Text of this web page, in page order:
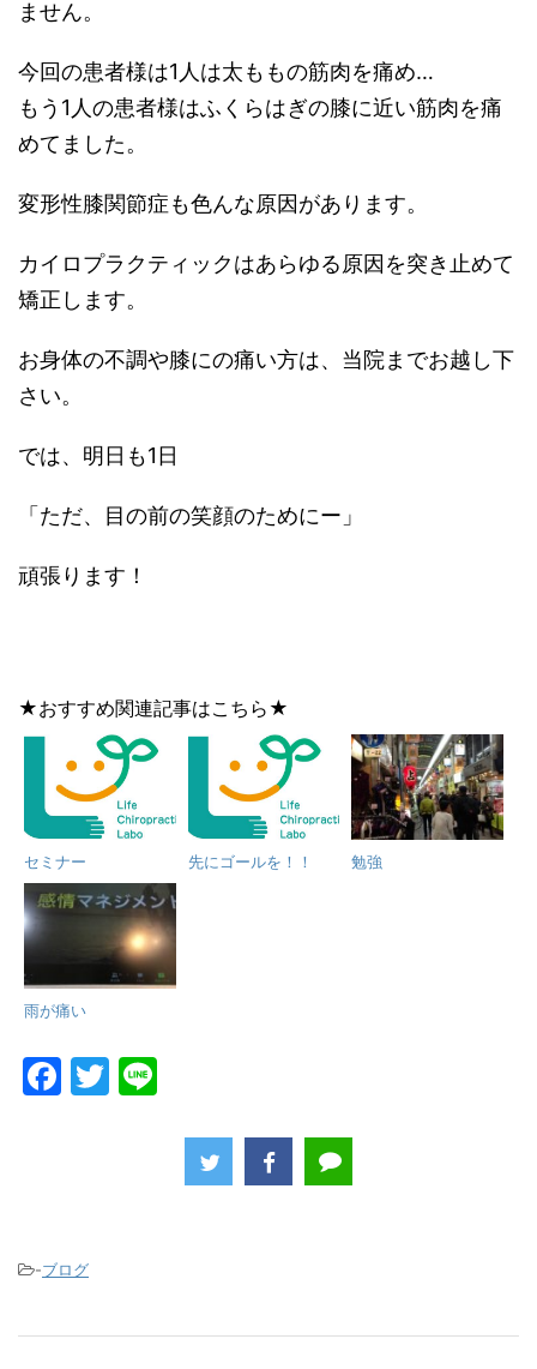
ません。
今回の患者様は1人は太ももの筋肉を痛め…
もう1人の患者様はふくらはぎの膝に近い筋肉を痛
めてました。
変形性膝関節症も色んな原因があります。
カイロプラクティックはあらゆる原因を突き止めて
矯正します。
お身体の不調や膝にの痛い方は、当院までお越し下
さい。
では、明日も1日
「ただ、目の前の笑顔のためにー」
頑張ります！
★おすすめ関連記事はこちら★
セミナー 先にゴールを！！ 勉強
雨が痛い
F
o
k
T
-ブログ